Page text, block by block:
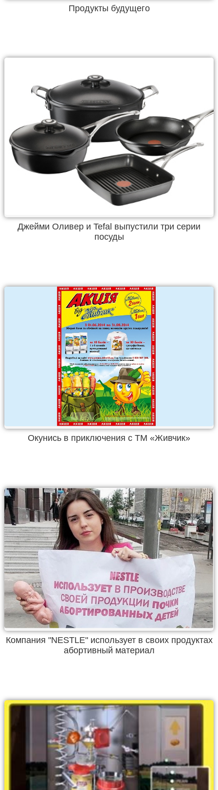
Продукты будущего
Джейми Оливер и Tefal выпустили три серии
посуды
Окунись в приключения с ТМ «Живчик»
Компания "NESTLE" использует в своих продуктах
абортивный материал